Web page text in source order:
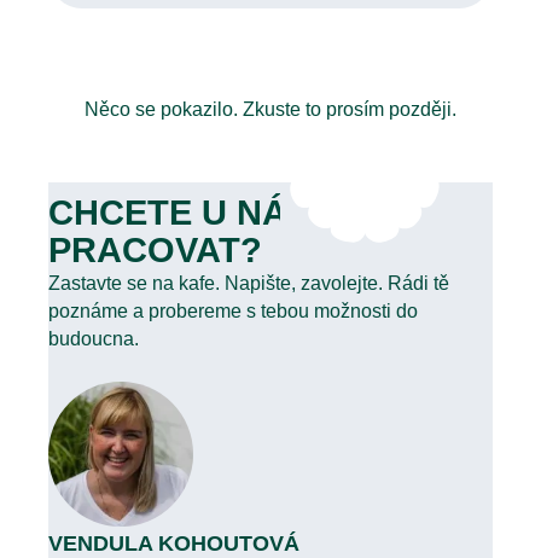
Něco se pokazilo. Zkuste to prosím později.
CHCETE U NÁS
PRACOVAT?
Zastavte se na kafe. Napište, zavolejte. Rádi tě
poznáme a probereme s tebou možnosti do
budoucna.
VENDULA KOHOUTOVÁ